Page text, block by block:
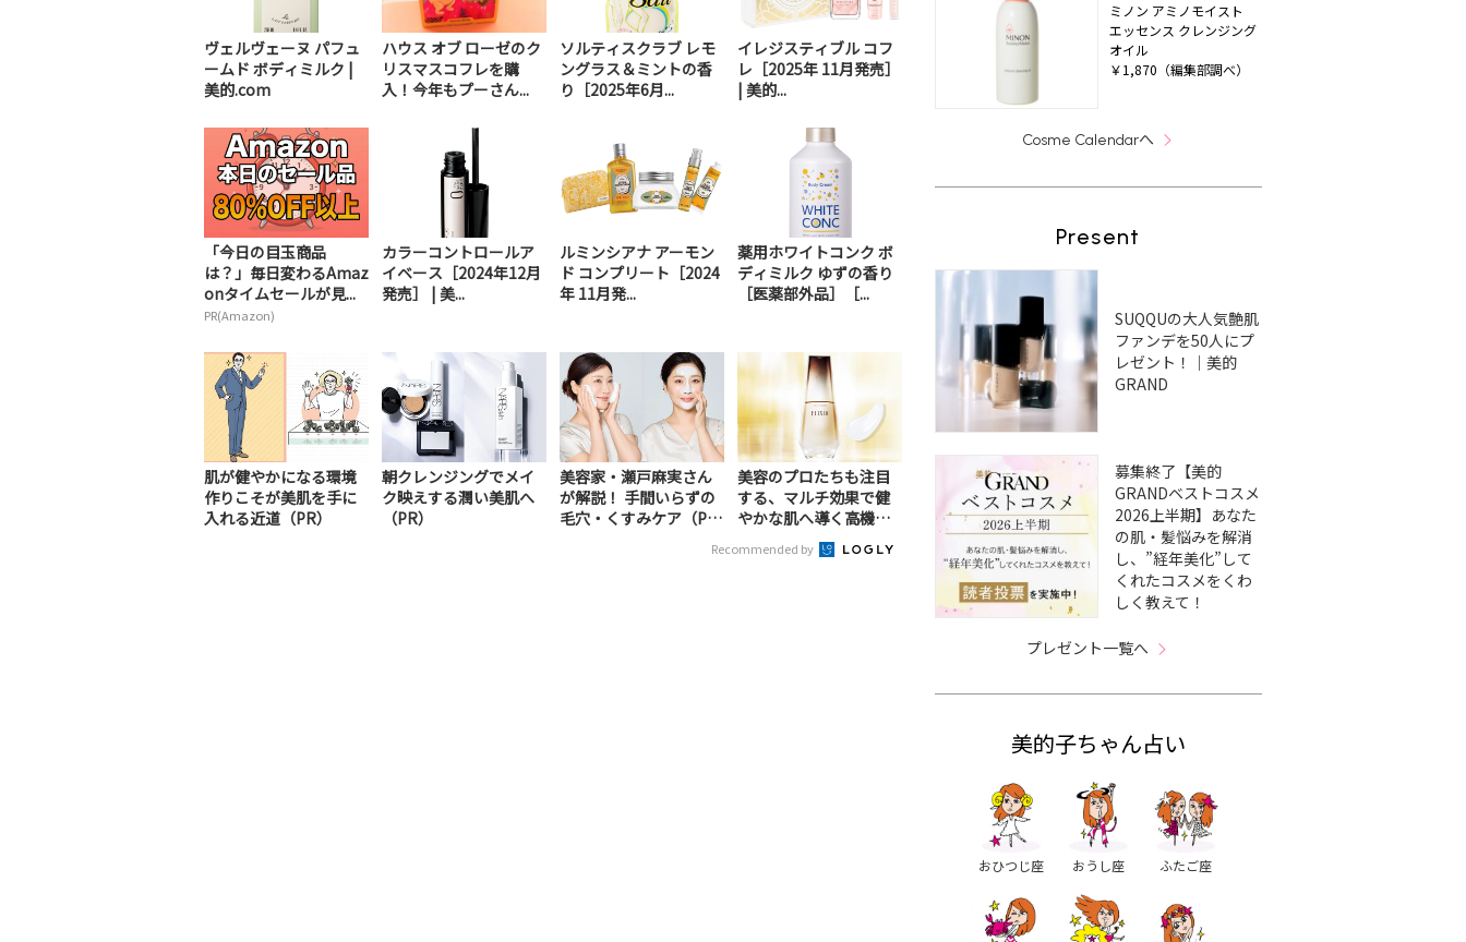
ヴェルヴェーヌ パフュ
ームド ボディミルク |
美的.com
ハウス オブ ローゼのク
リスマスコフレを購
入！今年もプーさん...
ソルティスクラブ レモ
ングラス＆ミントの香
り［2025年6月...
イレジスティブル コフ
レ［2025年 11月発売］
| 美的...
「今日の目玉商品
は？」毎日変わるAmaz
onタイムセールが見...
PR(Amazon)
カラーコントロールア
イベース［2024年12月
発売］ | 美...
ルミンシアナ アーモン
ド コンプリート［2024
年 11月発...
薬用ホワイトコンク ボ
ディミルク ゆずの香り
［医薬部外品］［...
肌が健やかになる環境
作りこそが美肌を手に
入れる近道（PR）
朝クレンジングでメイ
ク映えする潤い美肌へ
（PR）
美容家・瀬戸麻実さん
が解説！ 手間いらずの
毛穴・くすみケア（P
美容のプロたちも注目
する、マルチ効果で健
やかな肌へ導く高機能
美容液（PR）
Recommended by
ミノン アミノモイスト
エッセンス クレンジング
オイル
￥1,870（編集部調べ）
Cosme Calendarへ
Present
SUQQUの大人気艶肌
ファンデを50人にプ
レゼント！｜美的
GRAND
募集終了【美的
GRANDベストコスメ
2026上半期】あなた
の肌・髪悩みを解消
し、”経年美化”して
くれたコスメをくわ
しく教えて！
プレゼント一覧へ
美的子ちゃん占い
おひつじ座 おうし座 ふたご座